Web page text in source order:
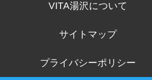
VITA湯沢について
サイトマップ
プライバシーポリシー